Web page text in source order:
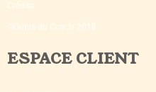
Crédits
©Outils du Coach 2018
ESPACE CLIENT